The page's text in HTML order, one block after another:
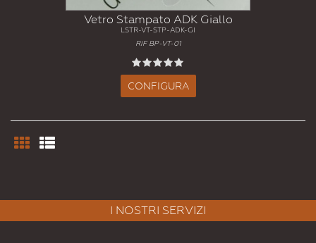
Vetro Stampato ADK Giallo
LSTR-VT-STP-ADK-GI
RIF BP-VT-01
CONFIGURA
I NOSTRI SERVIZI